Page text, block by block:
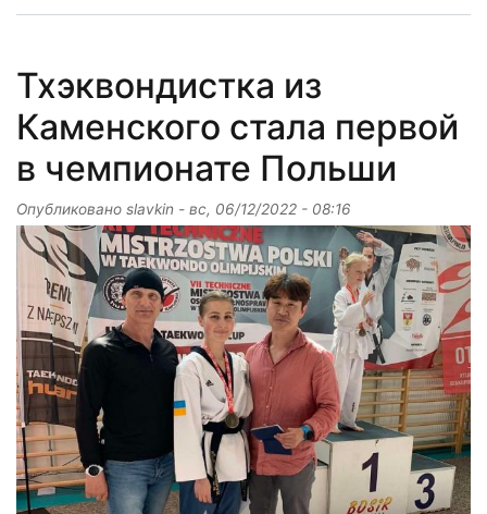
Тхэквондистка из
Каменского стала первой
в чемпионате Польши
Опубликовано slavkin - вс, 06/12/2022 - 08:16